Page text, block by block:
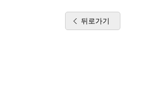
뒤로가기